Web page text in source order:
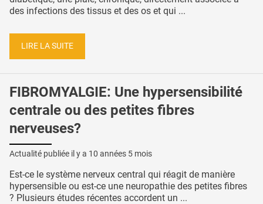
des infections des tissus et des os et qui ...
LIRE LA SUITE
FIBROMYALGIE: Une hypersensibilité
centrale ou des petites fibres
nerveuses?
Actualité publiée il y a 10 années 5 mois
Est-ce le système nerveux central qui réagit de manière
hypersensible ou est-ce une neuropathie des petites fibres
? Plusieurs études récentes accordent un ...